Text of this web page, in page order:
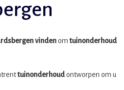
vindenom tuinonderhoud
tuinonderhoudontworpen om u